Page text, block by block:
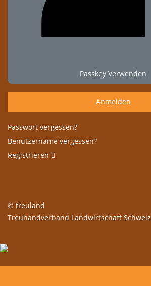
Passkey Verwenden
Anmelden
Passwort vergessen?
Benutzername vergessen?
Registrieren
© treuland
Treuhandverband Landwirtschaft Schweiz